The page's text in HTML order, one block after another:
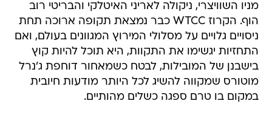
מניו השוויצרי, ניקולה לאריני האיטלקי והבריטי רוב
הוף. הקרוז WTCC כבר נמצאת תקופה ארוכה תחת
ניסויים גלויים על מסלולי המירוץ המגוונים בעולם, ואם
התחזיות יגשימו את התקוות, היא תוכל להיות קוץ
בישבנן של המובילות, לבטח כשמאחור דוחפת ג'נרל
מוטורס שמקווה להשיג לכל היותר מודעות חיובית
במקום בו טרם ספגה כשלים מהותיים.